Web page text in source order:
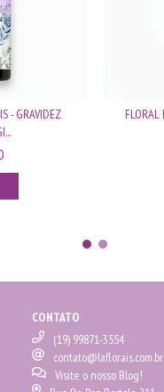
- GRAVIDEZ
FLORAL
CONTATO
(19) 99871-3554
contato@laflorais.com.br
Visite o nosso Blog!